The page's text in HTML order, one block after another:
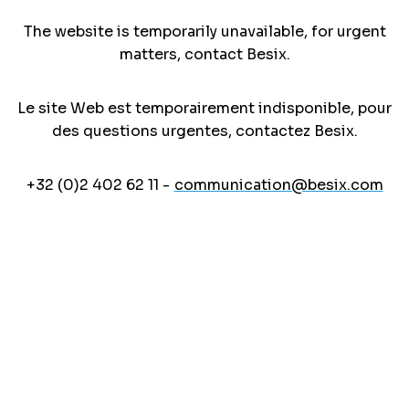
The website is temporarily unavailable, for urgent
matters, contact Besix.
Le site Web est temporairement indisponible, pour
des questions urgentes, contactez Besix.
+32 (0)2 402 62 11 - communication@besix.com